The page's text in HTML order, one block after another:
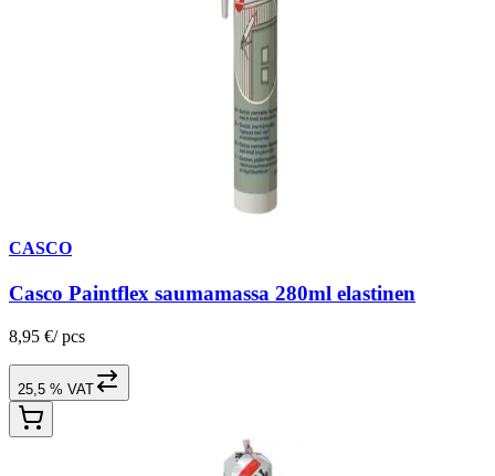
CASCO
Casco Paintflex saumamassa 280ml elastinen
8,95 €/ pcs
25,5 % VAT